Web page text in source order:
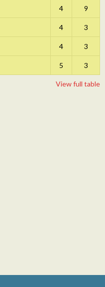
4 9
4 3
4 3
5 3
View full table